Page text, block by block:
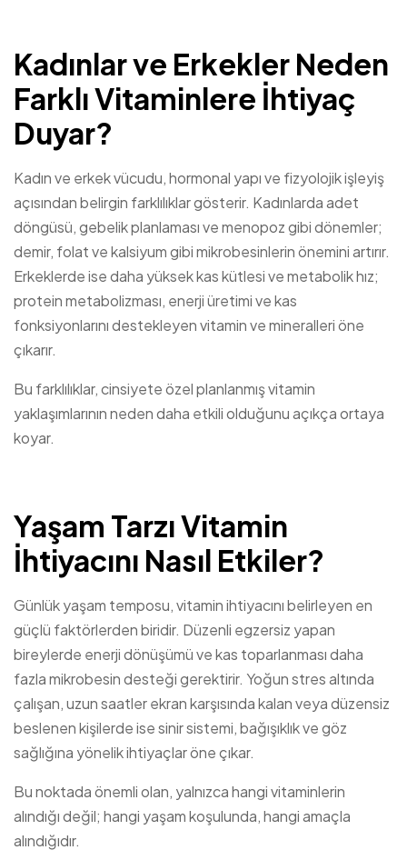
Kadınlar ve Erkekler Neden
Farklı Vitaminlere İhtiyaç
Duyar?
Kadın ve erkek vücudu, hormonal yapı ve fizyolojik işleyiş
açısından belirgin farklılıklar gösterir. Kadınlarda adet
döngüsü, gebelik planlaması ve menopoz gibi dönemler;
demir, folat ve kalsiyum gibi mikrobesinlerin önemini artırır.
Erkeklerde ise daha yüksek kas kütlesi ve metabolik hız;
protein metabolizması, enerji üretimi ve kas
fonksiyonlarını destekleyen vitamin ve mineralleri öne
çıkarır.
Bu farklılıklar, cinsiyete özel planlanmış vitamin
yaklaşımlarının neden daha etkili olduğunu açıkça ortaya
koyar.
Yaşam Tarzı Vitamin
İhtiyacını Nasıl Etkiler?
Günlük yaşam temposu, vitamin ihtiyacını belirleyen en
güçlü faktörlerden biridir. Düzenli egzersiz yapan
bireylerde enerji dönüşümü ve kas toparlanması daha
fazla mikrobesin desteği gerektirir. Yoğun stres altında
çalışan, uzun saatler ekran karşısında kalan veya düzensiz
beslenen kişilerde ise sinir sistemi, bağışıklık ve göz
sağlığına yönelik ihtiyaçlar öne çıkar.
Bu noktada önemli olan, yalnızca hangi vitaminlerin
alındığı değil; hangi yaşam koşulunda, hangi amaçla
alındığıdır.